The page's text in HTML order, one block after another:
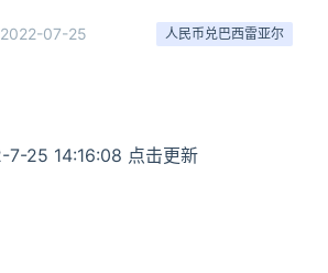
人民币兑巴西雷亚尔
2022-07-25
7-25 14:16:08 点击更新